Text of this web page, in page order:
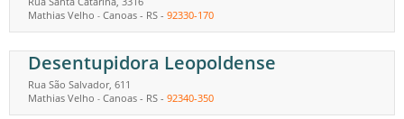
Mathias Velho - Canoas - RS - 92330-170
Desentupidora Leopoldense
Rua São Salvador, 611
Mathias Velho - Canoas - RS - 92340-350